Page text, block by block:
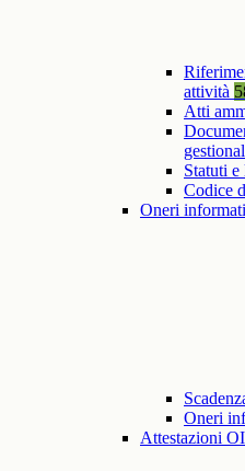
attività
Atti
Statuti
Codice
Oneri
Oneri
Attestazioni